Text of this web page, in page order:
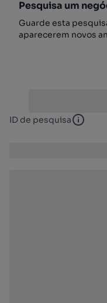
Pesquisa um
Guarde esta
aparecerem novos
ID de pesquisa ID de